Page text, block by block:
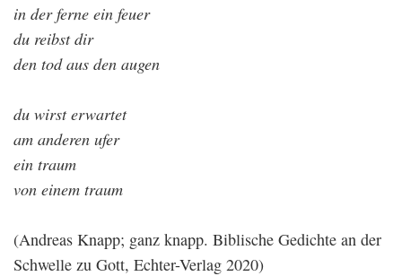
in der ferne ein feuer
du reibst dir
den tod aus den augen
du wirst erwartet
am anderen ufer
ein traum
von einem traum
(Andreas Knapp; ganz knapp. Biblische Gedichte an der
Schwelle zu Gott, Echter-Verlag 2020)